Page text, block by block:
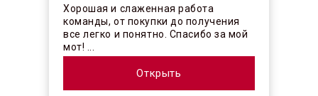
Хорошая и слаженная работа
команды, от покупки до получения
все легко и понятно. Спасибо за мой
мот! ...
Открыть